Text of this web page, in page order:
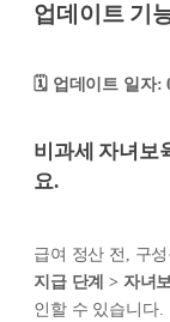
업데이트 기
🗓️ 업데이트 일자:
비과세 자녀보
요.
급여 정산 전, 구
지급 단계 > 자녀
인할 수 있습니다.